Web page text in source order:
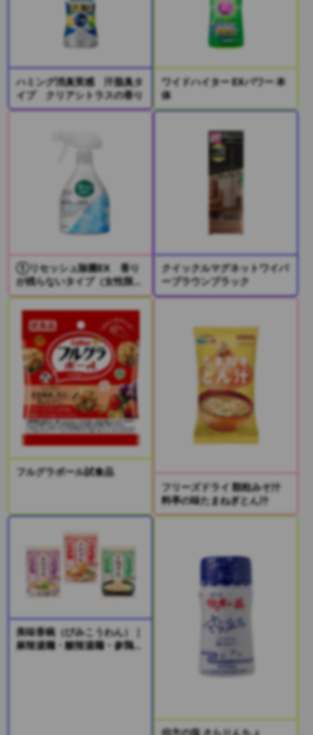
ハミング消臭実感 汗脂臭タ
イプ クリアシトラスの香り
ワイドハイター EXパワー 本
体
①リセッシュ除菌EX 香り
が残らないタイプ（女性限
定）
②リセッシュ除菌EX デオ
ドラントパワー 香りが残ら
ないタイプ（男性限定）
クイックルマグネットワイパ
ーブラウンブラック
フルグラボール試食品
フリーズドライ 顆粒みそ汁
料亭の味たまねぎとん汁
美味香碗（びみこうわん）｜
麻辣湯麺・酸辣湯麺・参鶏湯